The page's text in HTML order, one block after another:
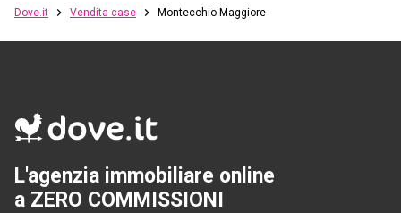
Dove.it Vendita case Montecchio Maggiore
L'agenzia immobiliare online
a ZERO COMMISSIONI